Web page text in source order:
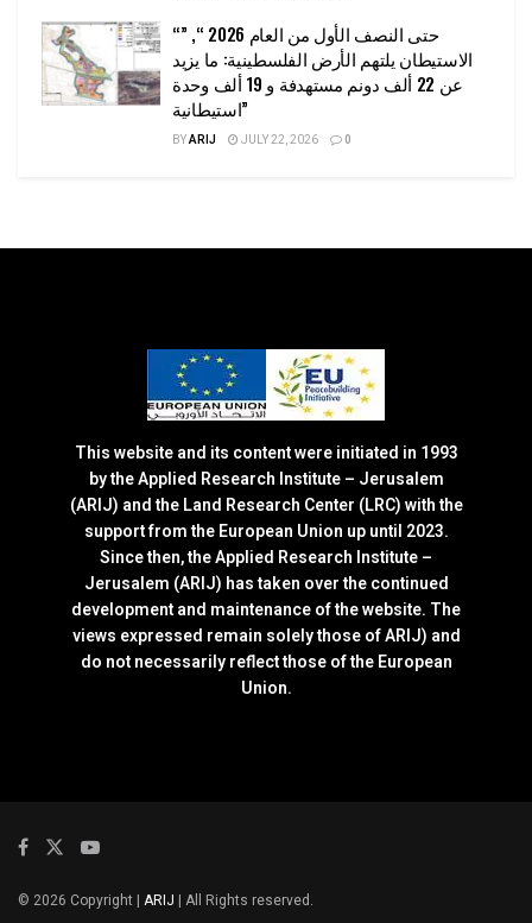
“حتى النصف الأول من العام 2026 “, ”
الاستيطان يلتهم الأرض الفلسطينية: ما يزيد
عن 22 ألف دونم مستهدفة و 19 ألف وحدة
استيطانية”
BYARIJ JULY 22, 2026 0
This website and its content were initiated in 1993
by the Applied Research Institute – Jerusalem
(ARIJ) and the Land Research Center (LRC) with the
support from the European Union up until 2023.
Since then, the Applied Research Institute –
Jerusalem (ARIJ) has taken over the continued
development and maintenance of the website. The
views expressed remain solely those of ARIJ) and
do not necessarily reflect those of the European
Union.
© 2026 Copyright | ARIJ | All Rights reserved.